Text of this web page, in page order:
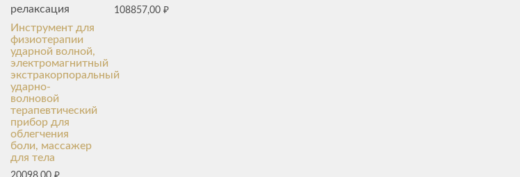
релаксация
Инструмент для
физиотерапии
ударной волной,
электромагнитный
экстракорпоральный
ударно-
волновой
терапевтический
прибор для
облегчения
боли, массажер
для тела
108857,00₽